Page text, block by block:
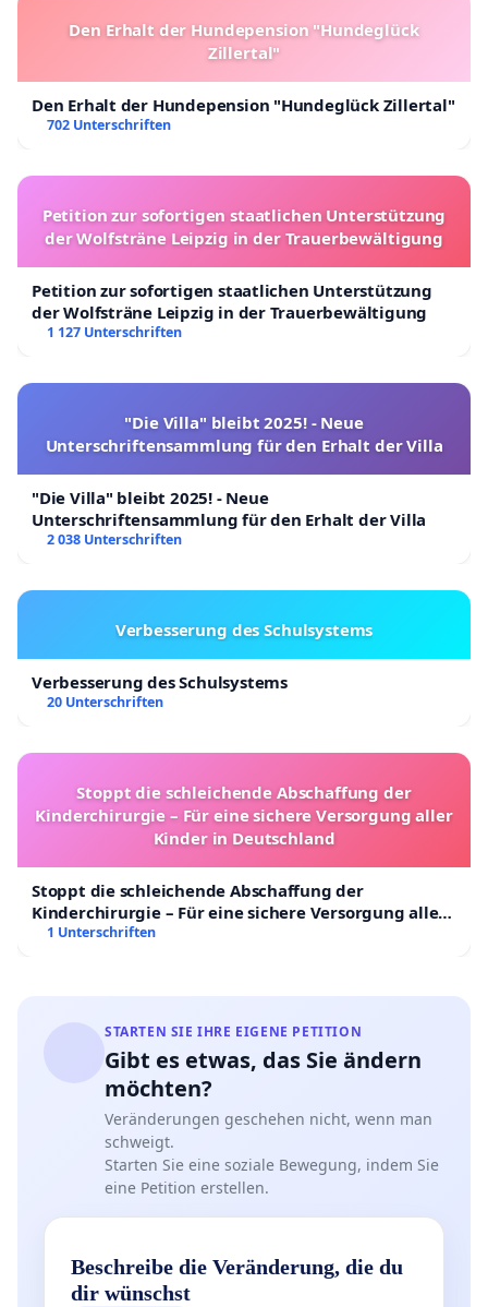
Den Erhalt der Hundepension "Hundeglück
Zillertal"
Den Erhalt der Hundepension "Hundeglück Zillertal"
702 Unterschriften
Petition zur sofortigen staatlichen Unterstützung
der Wolfsträne Leipzig in der Trauerbewältigung
Petition zur sofortigen staatlichen Unterstützung
der Wolfsträne Leipzig in der Trauerbewältigung
1 127 Unterschriften
"Die Villa" bleibt 2025! - Neue
Unterschriftensammlung für den Erhalt der Villa
"Die Villa" bleibt 2025! - Neue
Unterschriftensammlung für den Erhalt der Villa
2 038 Unterschriften
Verbesserung des Schulsystems
Verbesserung des Schulsystems
20 Unterschriften
Stoppt die schleichende Abschaffung der
Kinderchirurgie – Für eine sichere Versorgung aller
Kinder in Deutschland
Stoppt die schleichende Abschaffung der
Kinderchirurgie – Für eine sichere Versorgung aller
Kinder in Deutschland
1 Unterschriften
STARTEN SIE IHRE EIGENE PETITION
Gibt es etwas, das Sie ändern
möchten?
Veränderungen geschehen nicht, wenn man
schweigt.
Starten Sie eine soziale Bewegung, indem Sie
eine Petition erstellen.
Beschreibe die Veränderung, die du
dir wünschst